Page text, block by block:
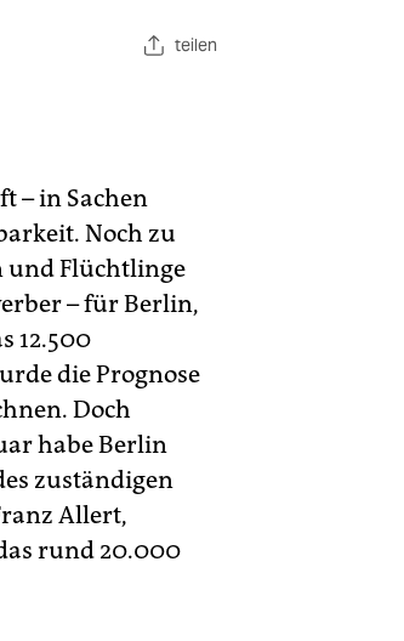
teilen
– in Sachen
Noch zu
und Flüchtlinge
– für Berlin,
12.500
die Prognose
Doch
habe Berlin
zuständigen
Allert,
rund 20.000